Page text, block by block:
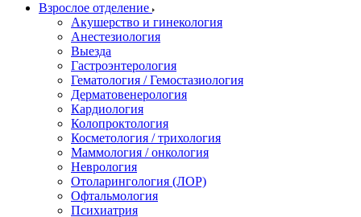
Взрослое отделение
Акушерство и гинекология
Анестезиология
Выезда
Гастроэнтерология
Гематология / Гемостазиология
Дерматовенерология
Кардиология
Колопроктология
Косметология / трихология
Маммология / онкология
Неврология
Отоларингология (ЛОР)
Офтальмология
Психиатрия